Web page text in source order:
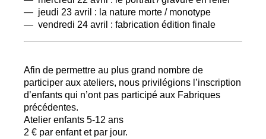
— jeudi 23 avril : la nature morte / monotype
— vendredi 24 avril : fabrication édition finale
Afin de permettre au plus grand nombre de
participer aux ateliers, nous privilégions l’inscription
d’enfants qui n’ont pas participé aux Fabriques
précédentes.
Atelier enfants 5-12 ans
2 € par enfant et par jour.